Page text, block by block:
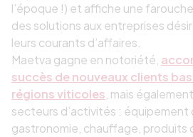
l’époque !) et affiche une
des solutions aux entreprises
leurs courants d’affaires.
Maetva gagne en notoriété,
succès de nouveaux clients
régions viticoles, mais
secteurs d’activités : équipement
gastronomie, chauffage, produits